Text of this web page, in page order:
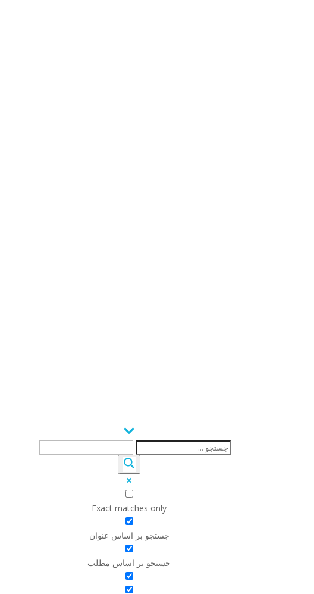
Exact matches only
جستجو بر اساس عنوان
جستجو بر اساس مطلب